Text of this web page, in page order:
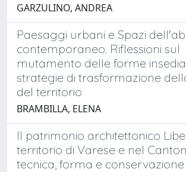
GARZULINO, ANDREA
Paesaggi urbani e Spazi
contemporaneo. Riflessioni sul
mutamento delle forme
strategie di trasformazione
del territorio
BRAMBILLA, ELENA
Il patrimonio architettonico
territorio di Varese e nel
tecnica, forma e conservazione